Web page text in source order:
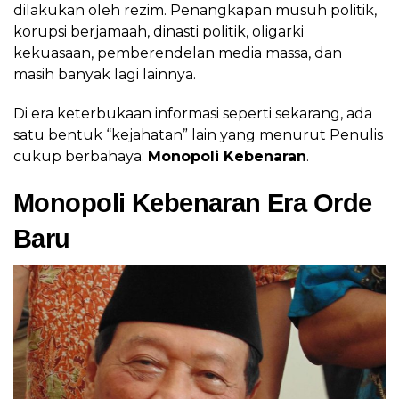
dilakukan oleh rezim. Penangkapan musuh politik,
korupsi berjamaah, dinasti politik, oligarki
kekuasaan, pemberendelan media massa, dan
masih banyak lagi lainnya.
Di era keterbukaan informasi seperti sekarang, ada
satu bentuk “kejahatan” lain yang menurut Penulis
cukup berbahaya: Monopoli Kebenaran.
Monopoli Kebenaran Era Orde
Baru